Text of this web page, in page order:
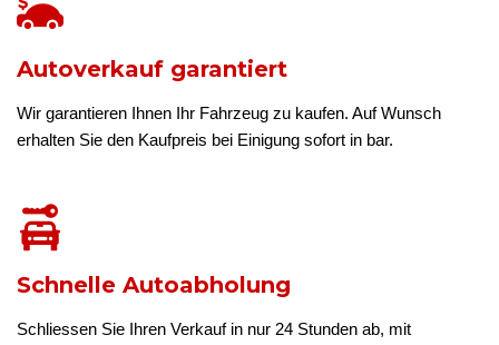
Autoverkauf garantiert
Wir garantieren Ihnen Ihr Fahrzeug zu kaufen. Auf Wunsch
erhalten Sie den Kaufpreis bei Einigung sofort in bar.
Schnelle Autoabholung
Schliessen Sie Ihren Verkauf in nur 24 Stunden ab, mit